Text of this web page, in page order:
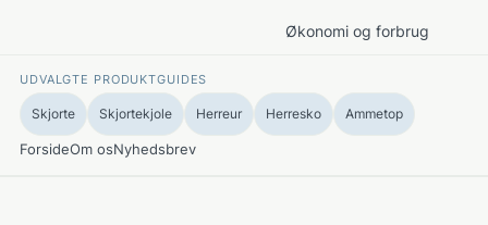
Økonomi og forbrug
UDVALGTE PRODUKTGUIDES
Skjorte Skjortekjole Herreur Herresko Ammetop
ForsideOm osNyhedsbrev